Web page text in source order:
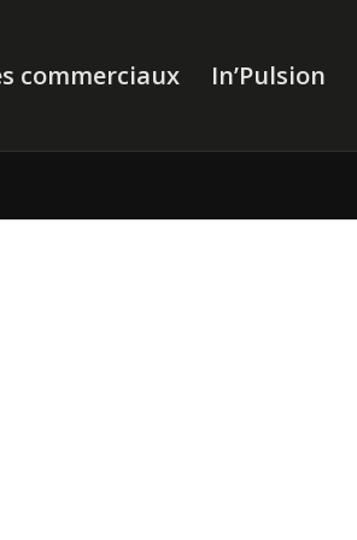
commerciaux In’Pulsion